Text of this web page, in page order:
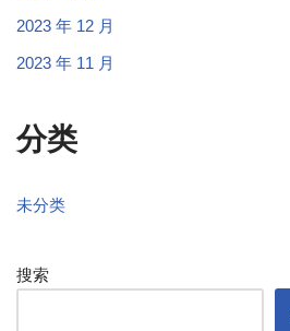
2023 年 12 月
2023 年 11 月
分类
未分类
搜索